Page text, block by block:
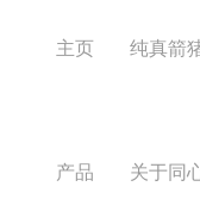
主页 纯真箭
产品 关于同